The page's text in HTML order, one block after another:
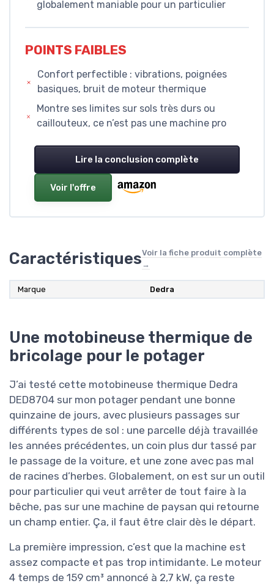
globalement maniable pour un particulier
POINTS FAIBLES
Confort perfectible : vibrations, poignées
basiques, bruit de moteur thermique
Montre ses limites sur sols très durs ou
caillouteux, ce n’est pas une machine pro
Lire la conclusion complète
Voir l'offre
CaractéristiquesVoir la fiche produit complète
→
Marque Dedra
Une motobineuse thermique de
bricolage pour le potager
J’ai testé cette motobineuse thermique Dedra
DED8704 sur mon potager pendant une bonne
quinzaine de jours, avec plusieurs passages sur
différents types de sol : une parcelle déjà travaillée
les années précédentes, un coin plus dur tassé par
le passage de la voiture, et une zone avec pas mal
de racines d’herbes. Globalement, on est sur un outil
pour particulier qui veut arrêter de tout faire à la
bêche, pas sur une machine de paysan qui retourne
un champ entier. Ça, il faut être clair dès le départ.
La première impression, c’est que la machine est
assez compacte et pas trop intimidante. Le moteur
4 temps de 159 cm³ annoncé à 2,7 kW, ça reste